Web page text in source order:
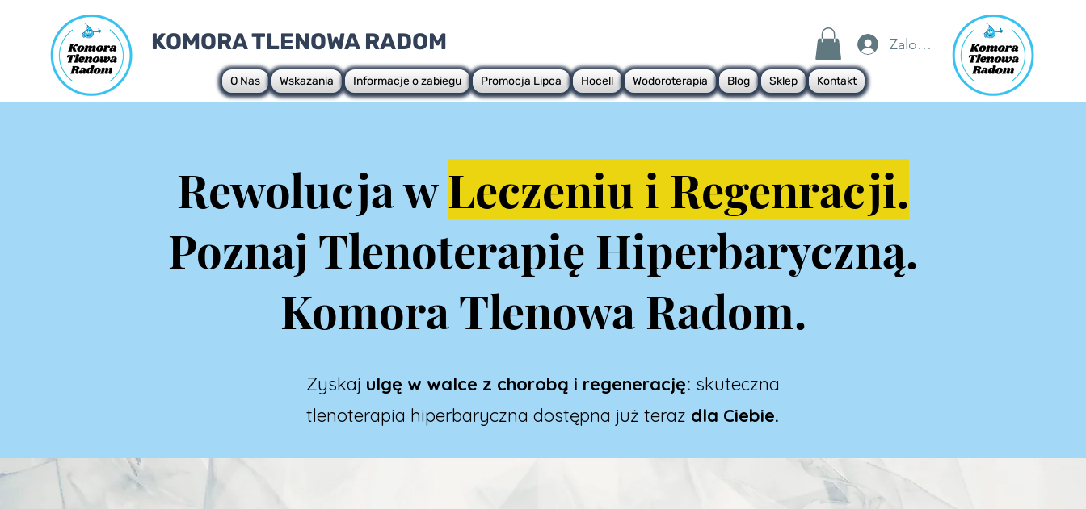
KOMORA TLENOWA RADOM Zaloguj się
O Nas Wskazania Informacje o zabiegu Promocja Lipca Hocell Wodoroterapia Blog Sklep Kontakt
Rewolucja wLeczeniu i Regenracji.
Poznaj Tlenoterapię Hiperbaryczną.
Komora Tlenowa Radom.
Zyskaj ulgę w walce z chorobą i regenerację: skuteczna
tlenoterapia hiperbaryczna dostępna już teraz dla Ciebie.